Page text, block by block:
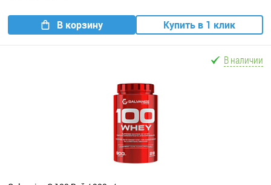
В корзину Купить в 1 клик
В наличии